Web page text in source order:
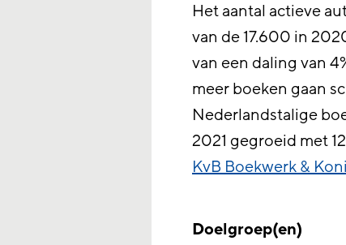
Het aantal actieve
van de 17.600 in
van een daling van
meer boeken gaan
Nederlandstalige
2021 gegroeid met
KvB Boekwerk &
Doelgroep(en)